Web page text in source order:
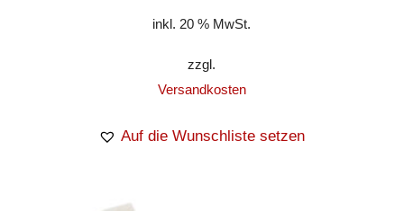
inkl. 20 % MwSt.
zzgl.
Versandkosten
Auf die Wunschliste setzen